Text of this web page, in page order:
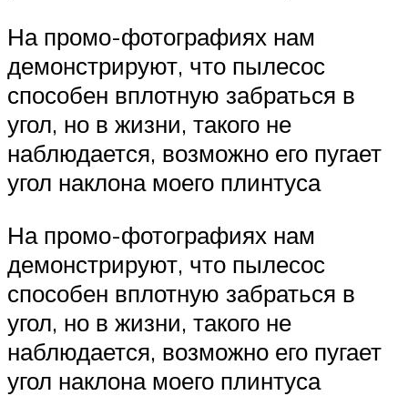
На промо-фотографиях нам
демонстрируют, что пылесос
способен вплотную забраться в
угол, но в жизни, такого не
наблюдается, возможно его пугает
угол наклона моего плинтуса
На промо-фотографиях нам
демонстрируют, что пылесос
способен вплотную забраться в
угол, но в жизни, такого не
наблюдается, возможно его пугает
угол наклона моего плинтуса